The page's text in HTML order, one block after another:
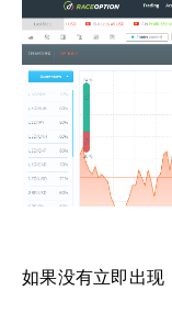
如果没有立即出现